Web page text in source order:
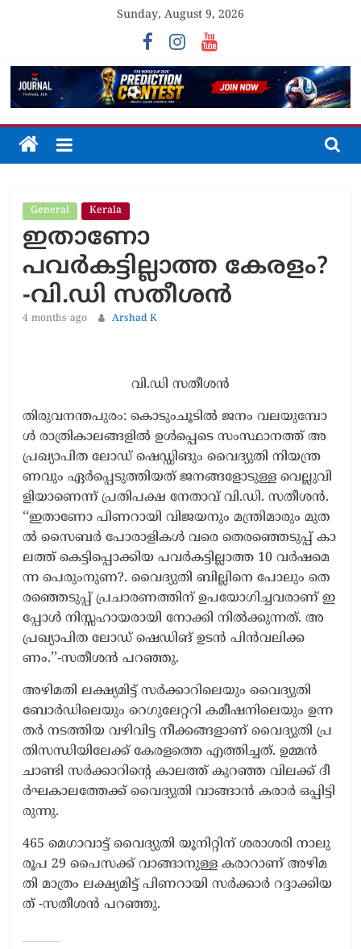
Sunday, August 9, 2026
The
Unfolding
The
Truth
General Kerala
ഇതാണോ
പവര്‍കട്ടില്ലാത്ത കേരളം?
-വി.ഡി സതീശൻ
4 months ago Arshad K
വി.ഡി സതീശൻ
തി​രു​വ​ന​ന്ത​പു​രം: കൊ​ടും​ചൂ​ടി​ൽ ജ​നം വ​ല​യു​മ്പോ​
ൾ രാ​ത്രി​കാ​ല​ങ്ങ​ളി​ല്‍ ഉ​ള്‍പ്പെ​ടെ സം​സ്ഥാ​ന​ത്ത് അ​
പ്ര​ഖ്യാ​പി​ത ലോ​ഡ് ഷെ​ഡ്ഡി​ങും വൈ​ദ്യു​തി നി​യ​ന്ത്ര​
ണ​വും ഏ​ര്‍പ്പെ​ടു​ത്തി​യ​ത് ജ​ന​ങ്ങ​ളോ​ടു​ള്ള വെ​ല്ലു​വി​
ളി​യാ​ണെ​ന്ന്​ പ്ര​തി​പ​ക്ഷ നേ​താ​വ്​ വി.​ഡി. സ​തീ​ശ​ൻ.
‘‘ഇ​താ​ണോ പി​ണ​റാ​യി വി​ജ​യ​നും മ​ന്ത്രി​മാ​രും മു​ത​
ല്‍ സൈ​ബ​ര്‍ പോ​രാ​ളി​ക​ള്‍ വ​രെ തെ​ര​ഞ്ഞെ​ടു​പ്പ് കാ​
ല​ത്ത് കെ​ട്ടി​പ്പൊ​ക്കി​യ പ​വ​ര്‍ക​ട്ടി​ല്ലാ​ത്ത 10 വ​ര്‍ഷ​മെ​
ന്ന പെ​രും​നു​ണ?. വൈ​ദ്യു​തി ബി​ല്ലി​നെ പോ​ലും തെ​
ര​ഞ്ഞെ​ടു​പ്പ് പ്ര​ചാ​ര​ണ​ത്തി​ന് ഉ​പ​യോ​ഗി​ച്ച​വ​രാ​ണ് ഇ​
പ്പോ​ള്‍ നി​സ്സ​ഹാ​യ​രാ​യി നോ​ക്കി നി​ല്‍ക്കു​ന്ന​ത്. അ​
പ്ര​ഖ്യാ​പി​ത ലോ​ഡ് ഷെ​ഡി​ങ് ഉ​ട​ന്‍ പി​ന്‍വ​ലി​ക്ക​
ണം.’’-​സ​തീ​ശ​ൻ പ​റ​ഞ്ഞു.
അ​ഴി​മ​തി ല​ക്ഷ്യ​മി​ട്ട് സ​ര്‍ക്കാ​റി​ലെ​യും വൈ​ദ്യു​തി
ബോ​ര്‍ഡി​ലെ​യും റെ​ഗു​ലേ​റ്റ​റി ക​മീ​ഷ​നി​ലെ​യും ഉ​ന്ന​
ത​ര്‍ ന​ട​ത്തി​യ വ​ഴി​വി​ട്ട നീ​ക്ക​ങ്ങ​ളാ​ണ് വൈ​ദ്യു​തി പ്ര​
തി​സ​ന്ധി​യി​ലേ​ക്ക് കേ​ര​ള​ത്തെ എ​ത്തി​ച്ച​ത്. ഉ​മ്മ​ന്‍
ചാ​ണ്ടി സ​ര്‍ക്കാ​റി​ന്റെ കാ​ല​ത്ത് കു​റ​ഞ്ഞ വി​ല​ക്ക് ദീ​
ര്‍ഘ​കാ​ല​ത്തേ​ക്ക് വൈ​ദ്യു​തി വാ​ങ്ങാ​ൻ ക​രാ​ര്‍ ഒ​പ്പി​ട്ടി​
രു​ന്നു.
465 മെ​ഗാ​വാ​ട്ട് വൈ​ദ്യു​തി യൂ​നി​റ്റി​ന് ശ​രാ​ശ​രി നാ​ലു​
രൂ​പ 29 പൈ​സ​ക്ക് വാ​ങ്ങാ​നു​ള്ള ക​രാ​റാ​ണ് അ​ഴി​മ​
തി മാ​ത്രം ല​ക്ഷ്യ​മി​ട്ട് പി​ണ​റാ​യി സ​ര്‍ക്കാ​ര്‍ റ​ദ്ദാ​ക്കി​യ​
ത് -സ​തീ​ശ​ൻ പ​റ​ഞ്ഞു.